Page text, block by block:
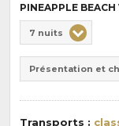
PINEAPPLE
de
pension
:
Durée
7 nuits
Présentation et
Transports :